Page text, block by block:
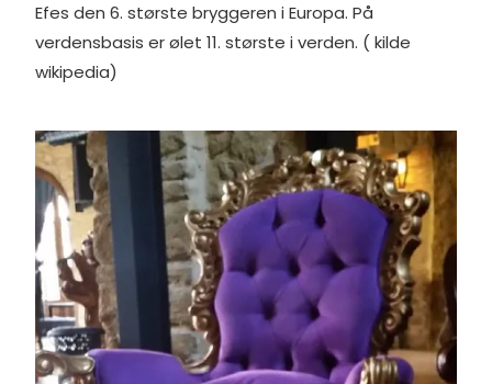
Efes den 6. største bryggeren i Europa. På
verdensbasis er ølet 11. største i verden. ( kilde
wikipedia)